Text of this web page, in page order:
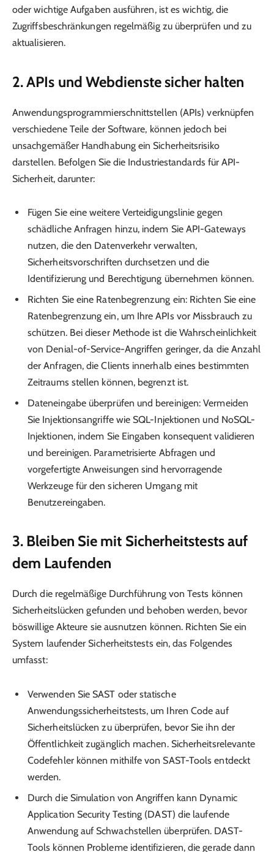
oder wichtige Aufgaben ausführen, ist es wichtig, die
Zugriffsbeschränkungen regelmäßig zu überprüfen und zu
aktualisieren.
2. APIs und Webdienste sicher halten
Anwendungsprogrammierschnittstellen (APIs) verknüpfen
verschiedene Teile der Software, können jedoch bei
unsachgemäßer Handhabung ein Sicherheitsrisiko
darstellen. Befolgen Sie die Industriestandards für API-
Sicherheit, darunter:
Fügen Sie eine weitere Verteidigungslinie gegen
schädliche Anfragen hinzu, indem Sie API-Gateways
nutzen, die den Datenverkehr verwalten,
Sicherheitsvorschriften durchsetzen und die
Identifizierung und Berechtigung übernehmen können.
Richten Sie eine Ratenbegrenzung ein: Richten Sie eine
Ratenbegrenzung ein, um Ihre APIs vor Missbrauch zu
schützen. Bei dieser Methode ist die Wahrscheinlichkeit
von Denial-of-Service-Angriffen geringer, da die Anzahl
der Anfragen, die Clients innerhalb eines bestimmten
Zeitraums stellen können, begrenzt ist.
Dateneingabe überprüfen und bereinigen: Vermeiden
Sie Injektionsangriffe wie SQL-Injektionen und NoSQL-
Injektionen, indem Sie Eingaben konsequent validieren
und bereinigen. Parametrisierte Abfragen und
vorgefertigte Anweisungen sind hervorragende
Werkzeuge für den sicheren Umgang mit
Benutzereingaben.
3. Bleiben Sie mit Sicherheitstests auf
dem Laufenden
Durch die regelmäßige Durchführung von Tests können
Sicherheitslücken gefunden und behoben werden, bevor
böswillige Akteure sie ausnutzen können. Richten Sie ein
System laufender Sicherheitstests ein, das Folgendes
umfasst:
Verwenden Sie SAST oder statische
Anwendungssicherheitstests, um Ihren Code auf
Sicherheitslücken zu überprüfen, bevor Sie ihn der
Öffentlichkeit zugänglich machen. Sicherheitsrelevante
Codefehler können mithilfe von SAST-Tools entdeckt
werden.
Durch die Simulation von Angriffen kann Dynamic
Application Security Testing (DAST) die laufende
Anwendung auf Schwachstellen überprüfen. DAST-
Tools können Probleme identifizieren, die gerade dann